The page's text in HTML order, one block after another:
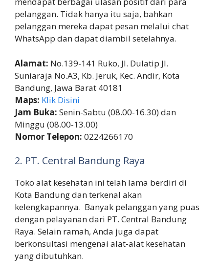
pelanggan. Tidak hanya itu saja, bahkan
pelanggan mereka dapat pesan melalui chat
WhatsApp dan dapat diambil setelahnya.
Alamat: No.139-141 Ruko, Jl. Dulatip Jl.
Suniaraja No.A3, Kb. Jeruk, Kec. Andir, Kota
Bandung, Jawa Barat 40181
Maps: Klik Disini
Jam Buka: Senin-Sabtu (08.00-16.30)dan
Minggu (08.00-13.00)
Nomor Telepon: 0224266170
2. PT. Central Bandung Raya
Toko alat kesehatan ini telah lama berdiri di
Kota Bandung dan terkenal akan
kelengkapannya. Banyak pelanggan yang puas
dengan pelayanan dari PT. Central Bandung
Raya. Selain ramah, Anda juga dapat
berkonsultasi mengenai alat-alat kesehatan
yang dibutuhkan.